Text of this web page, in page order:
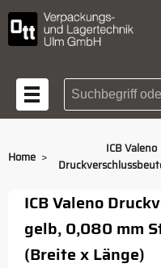
Home >
ICB Valeno
ICB Valeno
gelb, 0,080 mm
(Breite x Länge)